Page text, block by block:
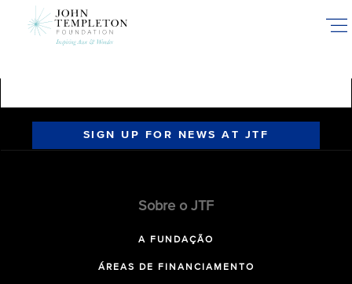
SIGN UP FOR NEWS AT JTF
Sobre o JTF
A FUNDAÇÃO
ÁREAS DE FINANCIAMENTO